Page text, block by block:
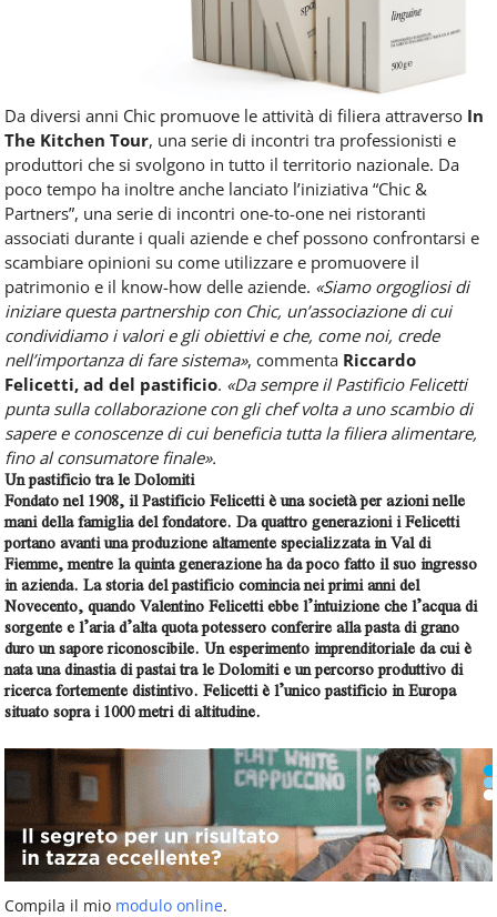
Da diversi anni Chic promuove le attività di filiera attraverso In
The Kitchen Tour, una serie di incontri tra professionisti e
produttori che si svolgono in tutto il territorio nazionale. Da
poco tempo ha inoltre anche lanciato l’iniziativa “Chic &
Partners”, una serie di incontri one-to-one nei ristoranti
associati durante i quali aziende e chef possono confrontarsi e
scambiare opinioni su come utilizzare e promuovere il
patrimonio e il know-how delle aziende. «Siamo orgogliosi di
iniziare questa partnership con Chic, un’associazione di cui
condividiamo i valori e gli obiettivi e che, come noi, crede
nell’importanza di fare sistema», commenta Riccardo
Felicetti, ad del pastificio. «Da sempre il Pastificio Felicetti
punta sulla collaborazione con gli chef volta a uno scambio di
sapere e conoscenze di cui beneficia tutta la filiera alimentare,
fino al consumatore finale».
Un pastificio tra le Dolomiti
Fondato nel 1908, il Pastificio Felicetti è una società per azioni nelle
mani della famiglia del fondatore. Da quattro generazioni i Felicetti
portano avanti una produzione altamente specializzata in Val di
Fiemme, mentre la quinta generazione ha da poco fatto il suo ingresso
in azienda. La storia del pastificio comincia nei primi anni del
Novecento, quando Valentino Felicetti ebbe l’intuizione che l’acqua di
sorgente e l’aria d’alta quota potessero conferire alla pasta di grano
duro un sapore riconoscibile. Un esperimento imprenditoriale da cui è
nata una dinastia di pastai tra le Dolomiti e un percorso produttivo di
ricerca fortemente distintivo. Felicetti è l’unico pastificio in Europa
situato sopra i 1000 metri di altitudine.
Compila il mio modulo online.